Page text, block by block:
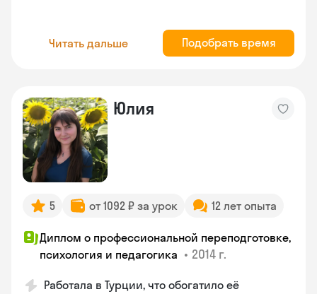
Читать дальше Подобрать время
Юлия
5 от 1092 ₽ за урок 12 лет опыта
Диплом о профессиональной переподготовке,
психология и педагогика • 2014 г.
Работала в Турции, что обогатило её